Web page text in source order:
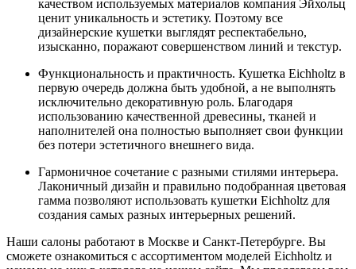
качеством используемых материалов компания Эйхольц
ценит уникальность и эстетику. Поэтому все
дизайнерские кушетки выглядят респектабельно,
изысканно, поражают совершенством линий и текстур.
Функциональность и практичность. Кушетка Eichholtz в
первую очередь должна быть удобной, а не выполнять
исключительно декоративную роль. Благодаря
использованию качественной древесины, тканей и
наполнителей она полностью выполняет свои функции
без потери эстетичного внешнего вида.
Гармоничное сочетание с разными стилями интерьера.
Лаконичный дизайн и правильно подобранная цветовая
гамма позволяют использовать кушетки Eichholtz для
создания самых разных интерьерных решений.
Наши салоны работают в Москве и Санкт-Петербурге. Вы
сможете ознакомиться с ассортиментом моделей Eichholtz и